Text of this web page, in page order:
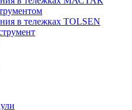
в тележках TOLSEN